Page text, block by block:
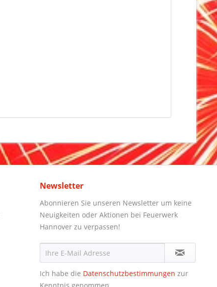
Newsletter
Abonnieren Sie unseren Newsletter um keine
Neuigkeiten oder Aktionen bei Feuerwerk
Hannover zu verpassen!
Ich habe die Datenschutzbestimmungen zur